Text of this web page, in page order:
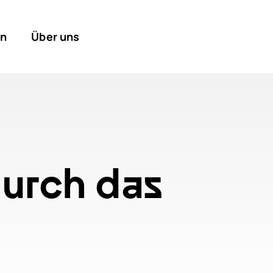
Über uns
das